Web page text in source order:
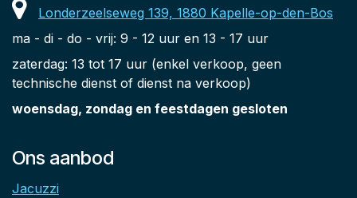
Londerzeelseweg 139, 1880 Kapelle-op-den-Bos
ma - di - do - vrij: 9 - 12 uur en 13 - 17 uur
zaterdag: 13 tot 17 uur (enkel verkoop, geen
technische dienst of dienst na verkoop)
woensdag, zondag en feestdagen gesloten
Ons aanbod
Jacuzzi